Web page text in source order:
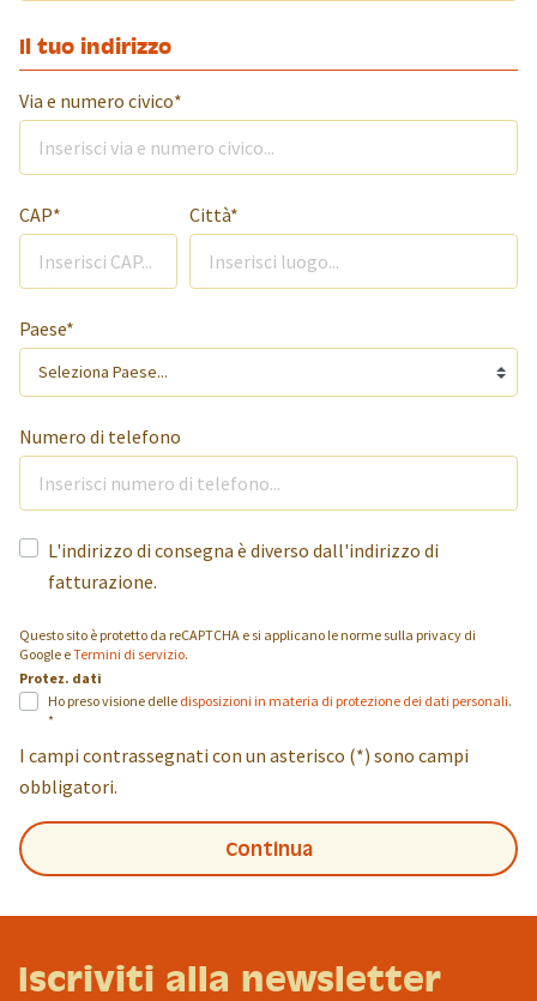
Il tuo indirizzo
Via e numero civico*
CAP* Città*
Paese*
Numero di telefono
L'indirizzo di consegna è diverso dall'indirizzo di
fatturazione.
Questo sito è protetto da reCAPTCHA e si applicano le norme sulla privacy di
Google eTermini di servizio.
Protez. dati
Ho preso visione delle disposizioni in materia di protezione dei dati personali.
*
I campi contrassegnati con un asterisco (*) sono campi
obbligatori.
Continua
Iscriviti alla newsletter